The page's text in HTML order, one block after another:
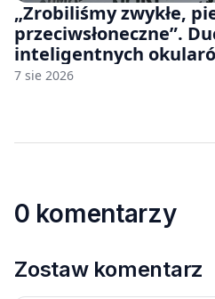
„Zrobiliśmy zwykłe,
przeciwsłoneczne”.
inteligentnych
7 sie 2026
0 komentarzy
Zostaw komentarz